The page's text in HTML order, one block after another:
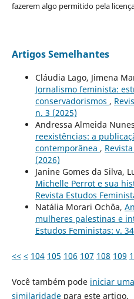
fazerem algo permitido pela
Artigos Semelhantes
Cláudia Lago, Jimena
Jornalismo feminista:
conservadorismos ,
n. 3 (2025)
Andressa Almeida
reexistências: a
contemporânea ,
(2026)
Janine Gomes da Silva,
Michelle Perrot e sua
Revista Estudos
Natália Morari Ochôa,
mulheres palestinas e
Estudos Feministas: v.
<< < 104 105 106 107 108 109
Você também pode iniciar
similaridadepara este artigo.